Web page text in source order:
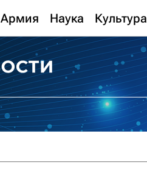
Армия Наука Культура